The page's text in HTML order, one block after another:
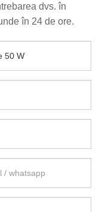
dvs. în
în 24 de ore.